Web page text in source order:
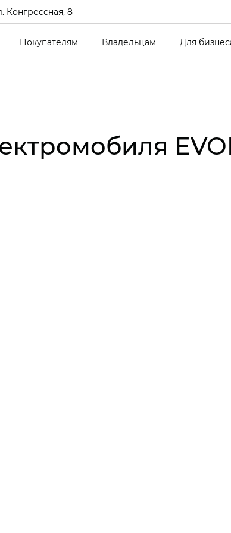
Конгрессная, 8
Покупателям Владельцам Для